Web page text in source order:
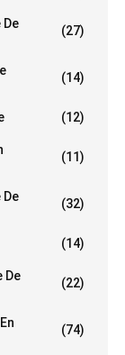
De
(27)
(14)
(12)
(11)
De
(32)
(14)
De
(22)
(74)